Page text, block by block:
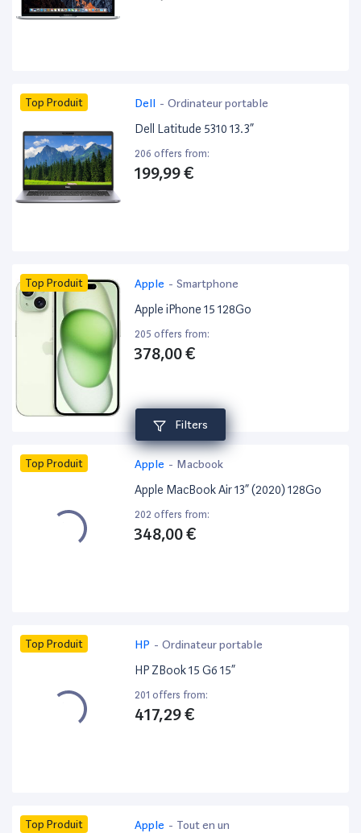
Filters
Top Produit Dell - Ordinateur portable
Dell Latitude 5310 13.3”
206 offers from:
199,99 €
Top Produit Apple - Smartphone
Apple iPhone 15 128Go
205 offers from:
378,00 €
Top Produit Apple - Macbook
Apple MacBook Air 13” (2020) 128Go
202 offers from:
348,00 €
Top Produit HP - Ordinateur portable
HP ZBook 15 G6 15”
201 offers from:
417,29 €
Top Produit Apple - Tout en un